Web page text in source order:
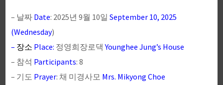
– 날짜 Date: 2025년 9월 10일 September 10, 2025
(Wednesday)
– 장소 Place: 정영희장로댁Younghee Jung’s House
– 참석 Participants: 8
– 기도 Prayer: 채 미경사모 Mrs. Mikyong Choe